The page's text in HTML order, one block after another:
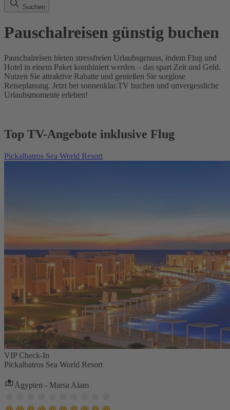
Suchen
Pauschalreisen günstig buchen
Pauschalreisen bieten stressfreien Urlaubsgenuss, indem Flug und
Hotel in einem Paket kombiniert werden – das spart Zeit und Geld.
Nutzen Sie attraktive Rabatte und genießen Sie sorglose
Reiseplanung. Jetzt bei sonnenklar.TV buchen und unvergessliche
Urlaubsmomente erleben!
Top TV-Angebote inklusive Flug
Pickalbatros Sea World Resort
VIP Check-In
Pickalbatros Sea World Resort
Ägypten - Marsa Alam